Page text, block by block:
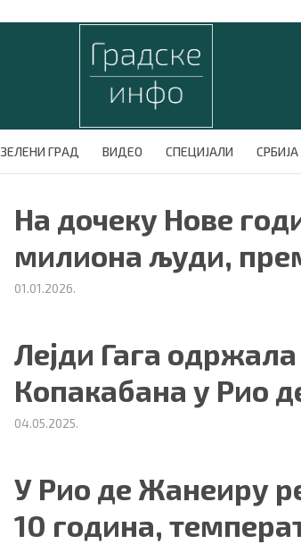
ЗЕЛЕНИ ГРАД ВИДЕО СПЕЦИЈАЛИ СРБИЈА
На дочеку Нове
милиона људи,
01.01.2026.
Лејди Гага
Копакабана у Рио
04.05.2025.
У Рио де Жанеиру
10 година,